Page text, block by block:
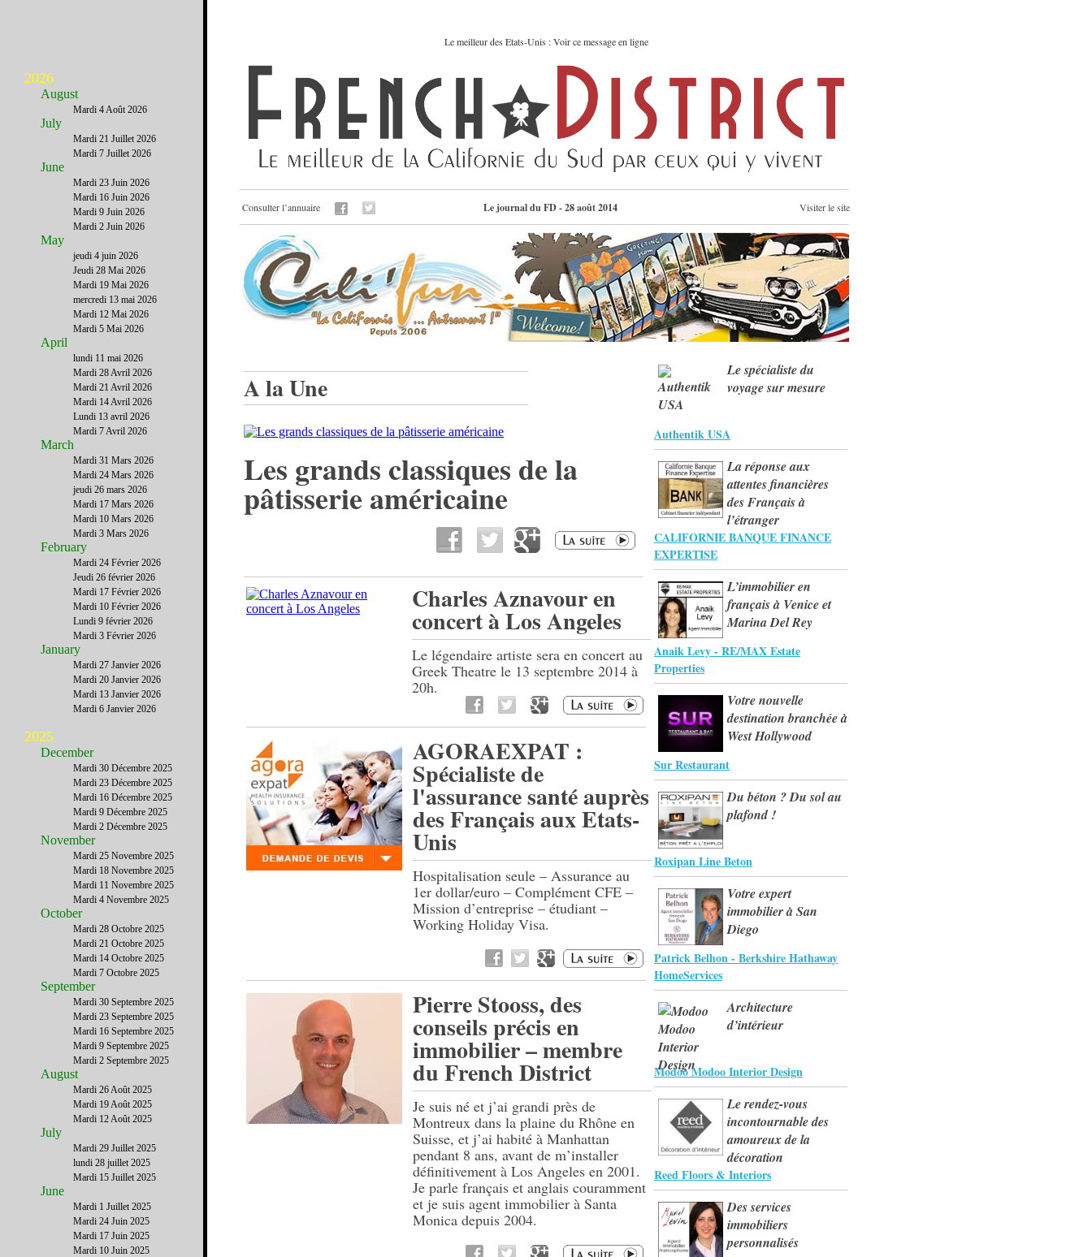
Le meilleur des Etats-Unis : Voir ce message en ligne
Consulter l’annuaire Le journal du FD - 28 août 2014 Visiter le site
A la Une
Les grands classiques de la
pâtisserie américaine
Charles Aznavour en
concert à Los Angeles
Le légendaire artiste sera en concert au
Greek Theatre le 13 septembre 2014 à
20h.
AGORAEXPAT :
Spécialiste de
l'assurance santé auprès
des Français aux Etats-
Unis
Hospitalisation seule – Assurance au
1er dollar/euro – Complément CFE –
Mission d’entreprise – étudiant –
Working Holiday Visa.
Pierre Stooss, des
conseils précis en
immobilier – membre
du French District
Je suis né et j’ai grandi près de
Montreux dans la plaine du Rhône en
Suisse, et j’ai habité à Manhattan
pendant 8 ans, avant de m’installer
définitivement à Los Angeles en 2001.
Je parle français et anglais couramment
et je suis agent immobilier à Santa
Monica depuis 2004.
Le spécialiste du
voyage sur mesure
Authentik USA
La réponse aux
attentes financières
des Français à
l’étranger
CALIFORNIE BANQUE FINANCE
EXPERTISE
L’immobilier en
français à Venice et
Marina Del Rey
Anaik Levy - RE/MAX Estate
Properties
Votre nouvelle
destination branchée à
West Hollywood
Sur Restaurant
Du béton ? Du sol au
plafond !
Roxipan Line Beton
Votre expert
immobilier à San
Diego
Patrick Belhon - Berkshire Hathaway
HomeServices
Architecture
d’intérieur
Modoo Modoo Interior Design
Le rendez-vous
incontournable des
amoureux de la
décoration
Reed Floors & Interiors
Des services
immobiliers
personnalisés
2026
August
Mardi 4 Août 2026
July
Mardi 21 Juillet 2026
Mardi 7 Juillet 2026
June
Mardi 23 Juin 2026
Mardi 16 Juin 2026
Mardi 9 Juin 2026
Mardi 2 Juin 2026
May
jeudi 4 juin 2026
Jeudi 28 Mai 2026
Mardi 19 Mai 2026
mercredi 13 mai 2026
Mardi 12 Mai 2026
Mardi 5 Mai 2026
April
lundi 11 mai 2026
Mardi 28 Avril 2026
Mardi 21 Avril 2026
Mardi 14 Avril 2026
Lundi 13 avril 2026
Mardi 7 Avril 2026
March
Mardi 31 Mars 2026
Mardi 24 Mars 2026
jeudi 26 mars 2026
Mardi 17 Mars 2026
Mardi 10 Mars 2026
Mardi 3 Mars 2026
February
Mardi 24 Février 2026
Jeudi 26 février 2026
Mardi 17 Février 2026
Mardi 10 Février 2026
Lundi 9 février 2026
Mardi 3 Février 2026
January
Mardi 27 Janvier 2026
Mardi 20 Janvier 2026
Mardi 13 Janvier 2026
Mardi 6 Janvier 2026
2025
December
Mardi 30 Décembre 2025
Mardi 23 Décembre 2025
Mardi 16 Décembre 2025
Mardi 9 Décembre 2025
Mardi 2 Décembre 2025
November
Mardi 25 Novembre 2025
Mardi 18 Novembre 2025
Mardi 11 Novembre 2025
Mardi 4 Novembre 2025
October
Mardi 28 Octobre 2025
Mardi 21 Octobre 2025
Mardi 14 Octobre 2025
Mardi 7 Octobre 2025
September
Mardi 30 Septembre 2025
Mardi 23 Septembre 2025
Mardi 16 Septembre 2025
Mardi 9 Septembre 2025
Mardi 2 Septembre 2025
August
Mardi 26 Août 2025
Mardi 19 Août 2025
Mardi 12 Août 2025
July
Mardi 29 Juillet 2025
lundi 28 juillet 2025
Mardi 15 Juillet 2025
June
Mardi 1 Juillet 2025
Mardi 24 Juin 2025
Mardi 17 Juin 2025
Mardi 10 Juin 2025